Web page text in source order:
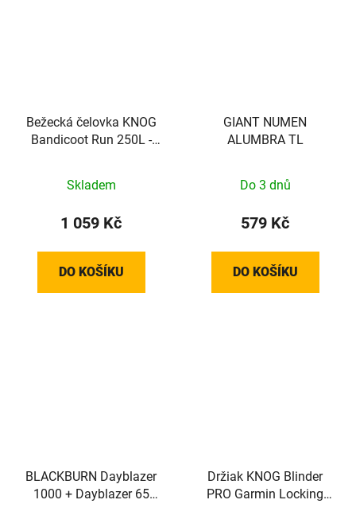
Bežecká čelovka KNOG
Bandicoot Run 250L -
Skladem
1 059 Kč
DO KOŠÍKU
GIANT NUMEN
ALUMBRA TL
Do 3 dnů
579 Kč
DO KOŠÍKU
BLACKBURN Dayblazer
1000 + Dayblazer 65
Držiak KNOG Blinder
PRO Garmin Locking